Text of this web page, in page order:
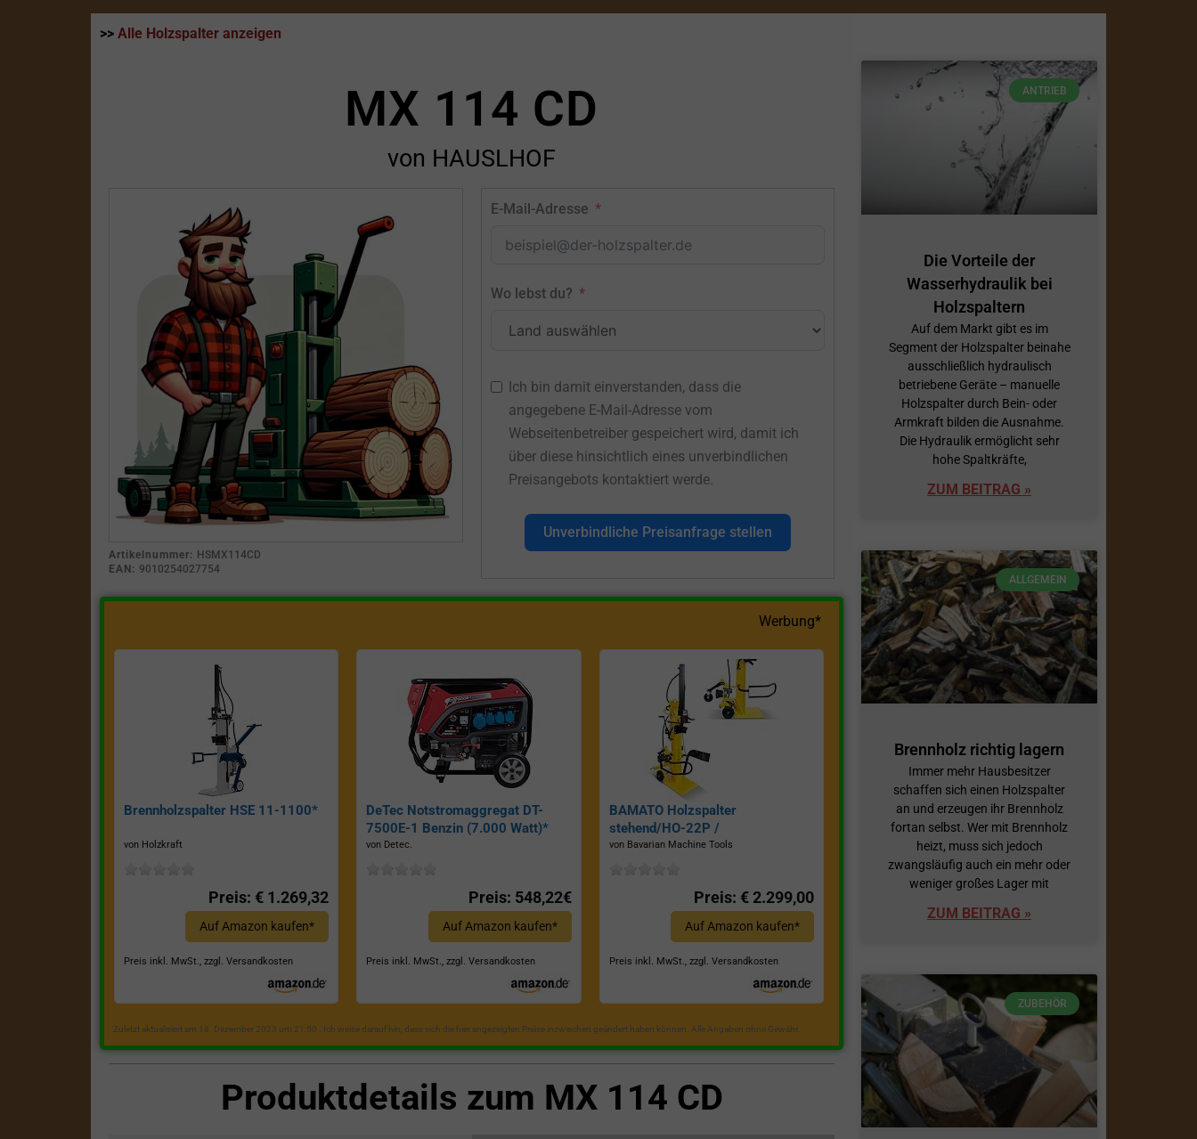
>> Alle Holzspalter anzeigen
MX 114 CD
von HAUSLHOF
Artikelnummer: HSMX114CD
EAN: 9010254027754
E-Mail-Adresse
Wo lebst du?
Ich bin damit einverstanden, dass die
angegebene E-Mail-Adresse vom
Webseitenbetreiber gespeichert wird, damit ich
über diese hinsichtlich eines unverbindlichen
Preisangebots kontaktiert werde.
Unverbindliche Preisanfrage stellen
Werbung*
Brennholzspalter HSE 11-1100*
von Holzkraft
Preis: € 1.269,32
Auf Amazon kaufen*
Preis inkl. MwSt., zzgl. Versandkosten
DeTec Notstromaggregat DT-
7500E-1 Benzin (7.000 Watt)*
von Detec.
Preis: 548,22€
Auf Amazon kaufen*
Preis inkl. MwSt., zzgl. Versandkosten
BAMATO Holzspalter
stehend/HO-22P /
Zapfwellenantrieb, Inkl.
von Bavarian Machine Tools
Preis: € 2.299,00
Auf Amazon kaufen*
Preis inkl. MwSt., zzgl. Versandkosten
Zuletzt aktualisiert am 18. Dezember 2023 um 21:50 . Ich weise darauf hin, dass sich die hier angezeigten Preise inzwischen geändert haben können. Alle Angaben ohne Gewähr.
Produktdetails zum MX 114 CD
ANTRIEB
Die Vorteile der
Wasserhydraulik bei
Holzspaltern
Auf dem Markt gibt es im
Segment der Holzspalter beinahe
ausschließlich hydraulisch
betriebene Geräte – manuelle
Holzspalter durch Bein- oder
Armkraft bilden die Ausnahme.
Die Hydraulik ermöglicht sehr
hohe Spaltkräfte,
ZUM BEITRAG »
ALLGEMEIN
Brennholz richtig lagern
Immer mehr Hausbesitzer
schaffen sich einen Holzspalter
an und erzeugen ihr Brennholz
fortan selbst. Wer mit Brennholz
heizt, muss sich jedoch
zwangsläufig auch ein mehr oder
weniger großes Lager mit
ZUM BEITRAG »
ZUBEHÖR